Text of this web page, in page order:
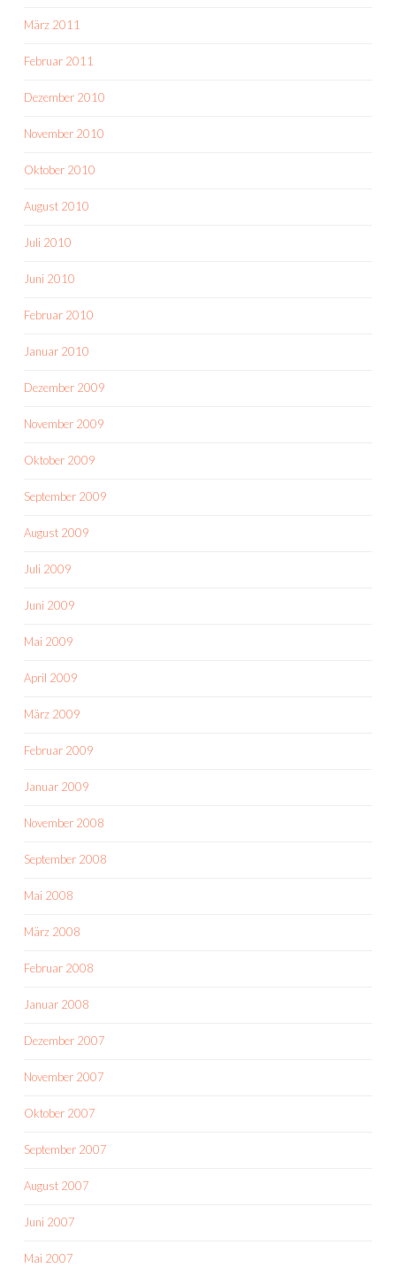
März 2011
Februar 2011
Dezember 2010
November 2010
Oktober 2010
August 2010
Juli 2010
Juni 2010
Februar 2010
Januar 2010
Dezember 2009
November 2009
Oktober 2009
September 2009
August 2009
Juli 2009
Juni 2009
Mai 2009
April 2009
März 2009
Februar 2009
Januar 2009
November 2008
September 2008
Mai 2008
März 2008
Februar 2008
Januar 2008
Dezember 2007
November 2007
Oktober 2007
September 2007
August 2007
Juni 2007
Mai 2007